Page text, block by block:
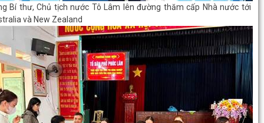
Bí thư, Chủ tịch nước Tô Lâm lên đường thăm cấp Nhà nước tới
và New Zealand